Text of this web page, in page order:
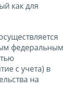
как для
федеральным
с учета) в
на